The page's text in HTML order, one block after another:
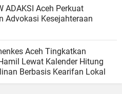
ADAKSI Aceh Perkuat
Advokasi Kesejahteraan
Aceh Tingkatkan
Lewat Kalender Hitung
Berbasis Kearifan Lokal